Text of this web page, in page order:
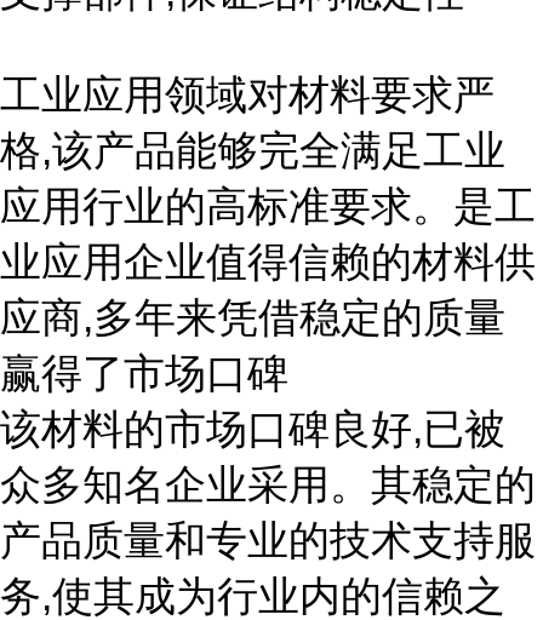
工业应用领域对材料要求严
格,该产品能够完全满足工业
应用行业的高标准要求。是工
业应用企业值得信赖的材料供
应商,多年来凭借稳定的质量
赢得了市场口碑
该材料的市场口碑良好,已被
众多知名企业采用。其稳定的
产品质量和专业的技术支持服
务,使其成为行业内的信赖之